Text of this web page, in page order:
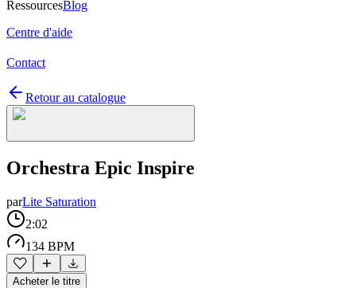
RessourcesBlog
Centre d'aide
Contact
Retour au catalogue
Orchestra Epic Inspire
parLite Saturation
2:02
134 BPM
Acheter le titre